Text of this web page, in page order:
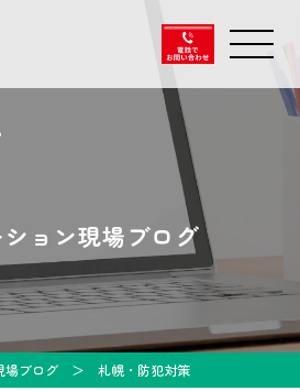
ション現場ブログ
場ブログ 札幌・防犯対策